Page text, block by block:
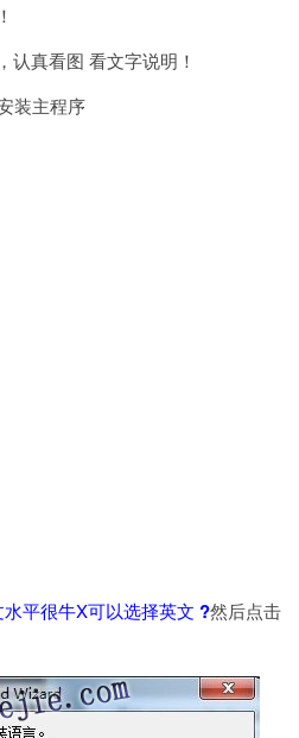
认真看图 看文字说明！
装主程序
平很牛X可以选择英文 ?然后点击